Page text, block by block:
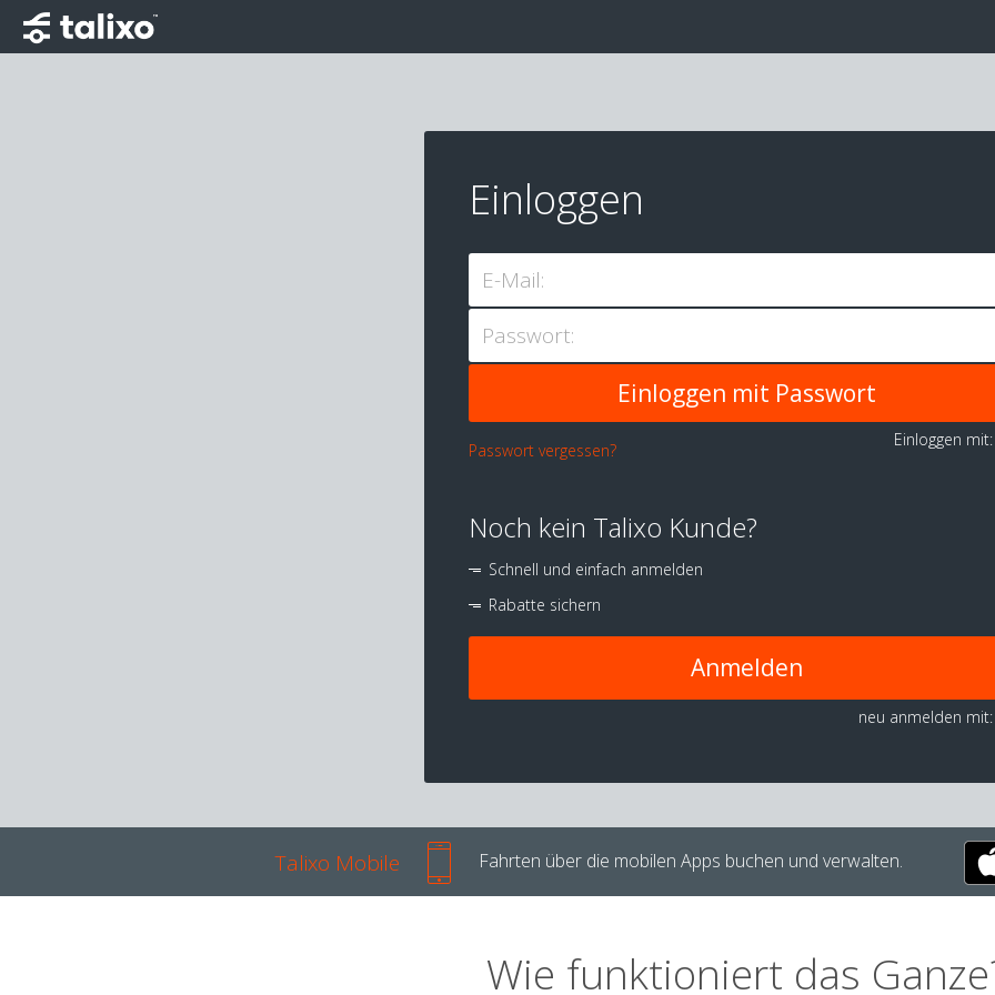
Einloggen
E-Mail:
Passwort:
Passwort vergessen?
Einloggen
Noch kein Talixo Kunde?
Schnell und einfach anmelden
Rabatte sichern
Anmelden
neu anmelden mit:
Talixo Mobile Fahrten über die mobilen Apps buchen und verwalten.
Wie funktioniert das